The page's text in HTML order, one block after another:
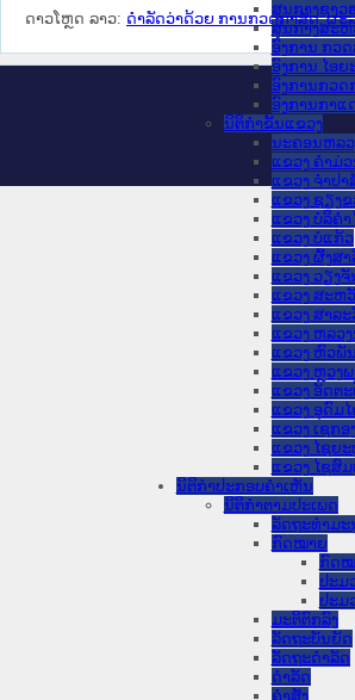
ສູນກາງຊາ
ສູນກາງສະຫ
ອົງການ ກວ
ອົງການ ໄອ
ອົງການກວດ
ອົງການກາແ
ນິຕິກໍາຂັ້ນແຂວງ
ນະ​ຄອນ​ຫລວ
ແຂວງ ຄໍາມ່
ແຂວງ ຈໍາປາ
ແຂວງ ຊຽງຂ
ແຂວງ ບໍລິຄໍາ
ແຂວງ ບໍ່ແກ້ວ
ແຂວງ ຜົ້ງສາ
ແຂວງ ວຽງຈັ
ແຂວງ ສະຫ
ແຂວງ ສາລະ
ແຂວງ ຫລວ
ແຂວງ ຫົວພັນ
ແຂວງ ຫຼວງພ
ແຂວງ ອັດຕະ
ແຂວງ ອຸດົມໄ
ແຂວງ ເຊກອ
ແຂວງ ໄຊຍະ
ແຂວງ ໄຊສົ
ນິຕິກໍາປະກອບຄໍາເຫັນ
ນິຕິກໍາຕາມປະເພດ
ລັດຖະທໍາມະ
ກົດໝາຍ
ກົດ
ປະມ
ປະມ
ມະຕິຕົກລົງ
ລັດຖະບັນຍັດ
ລັດຖະດໍາລັດ
ດໍາລັດ
ຄໍາສັ່ງ
ດາວໂຫຼດ ລາວ: ດຳລັດວ່າດ້ວຍ ການກວດກາສັດ, ຜ